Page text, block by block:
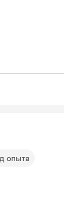
опыта